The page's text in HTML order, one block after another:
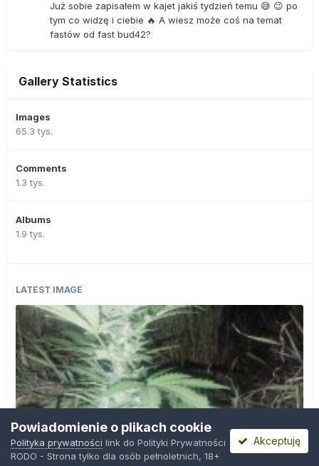
Już sobie zapisałem w kajet jakiś tydzień temu 😅 😉 po
tym co widzę i ciebie 🔥 A wiesz może coś na temat
fastów od fast bud42?
Gallery Statistics
Images
65.3 tys.
Comments
1.3 tys.
Albums
1.9 tys.
LATEST IMAGE
Powiadomienie o plikach cookie
Polityka prywatności link do Polityki Prywatności
RODO - Strona tylko dla osób pełnoletnich, 18+
Akceptuję